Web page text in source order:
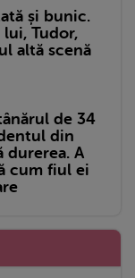
și bunic.
Tudor,
altă scenă
de 34
din
durerea. A
cum fiul ei